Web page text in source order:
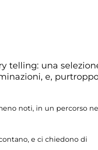
telling: una
e,
noti, in un percorso
e ci chiedono di